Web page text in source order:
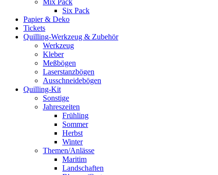
Mix Pack
Six Pack
Papier & Deko
Tickets
Quilling-Werkzeug & Zubehör
Werkzeug
Kleber
Meßbögen
Laserstanzbögen
Ausschneidebögen
Quilling-Kit
Sonstige
Jahreszeiten
Frühling
Sommer
Herbst
Winter
Themen/Anlässe
Maritim
Landschaften